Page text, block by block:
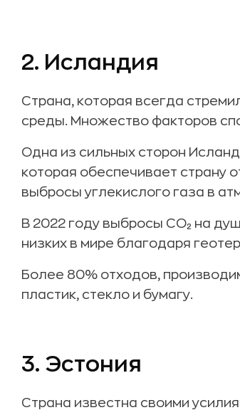
2. Исландия
Страна, которая всегда
среды. Множество факторов
Одна из сильных сторон
которая обеспечивает страну
выбросы углекислого газа в
В 2022 году выбросы CO₂ на
низких в мире благодаря
Более 80% отходов,
пластик, стекло и бумагу.
3. Эстония
Страна известна своими